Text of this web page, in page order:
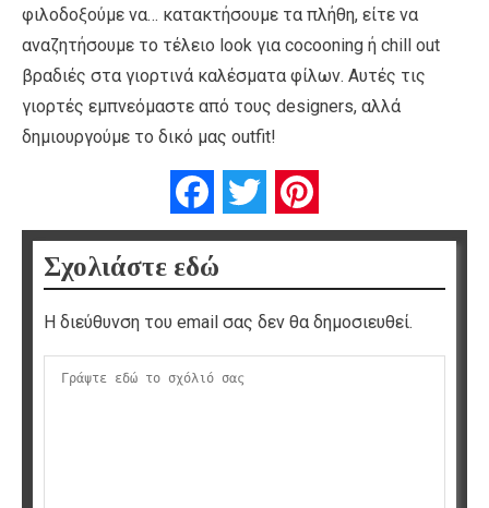
φιλοδοξούμε να… κατακτήσουμε τα πλήθη, είτε να
αναζητήσουμε το τέλειο look για cocooning ή chill out
βραδιές στα γιορτινά καλέσματα φίλων. Αυτές τις
γιορτές εμπνεόμαστε από τους designers, αλλά
δημιουργούμε το δικό μας outfit!
FacebookTwitter
Σχολιάστε εδώ
Η διεύθυνση του email σας δεν θα δημοσιευθεί.